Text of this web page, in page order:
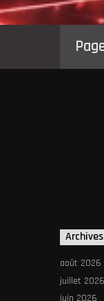
Archives
août 2026
juillet 2026
juin 2026